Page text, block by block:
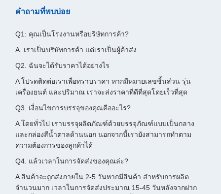
คำถามที่พบบ่อย
Q1: คุณเป็นโรงงานหรือบริษัทการค้า?
A: เราเป็นบริษัทการค้า แต่เราเป็นผู้ค้าส่ง
Q2. ฉันจะได้รับราคาได้อย่างไร
A โปรดติดต่อเราเพื่อทราบราคา หากมีหมายเลขชิ้นส่วน รุ่น
เครื่องยนต์ และปริมาณ เราจะส่งราคาที่ดีที่สุดโดยเร็วที่สุด
Q3. เงื่อนไขการบรรจุของคุณคืออะไร?
A โดยทั่วไป เราบรรจุผลิตภัณฑ์ด้วยบรรจุภัณฑ์แบบเป็นกลาง
และกล่องสีน้ำตาลด้านนอก นอกจากนี้เรายังสามารถทำตาม
ความต้องการของลูกค้าได้
Q4. แล้วเวลาในการจัดส่งของคุณล่ะ?
A สินค้าจะถูกส่งภายใน 2-5 วันหากมีสินค้า สำหรับการผลิต
จำนวนมาก เวลาในการจัดส่งประมาณ 15-45 วันหลังจากฝาก